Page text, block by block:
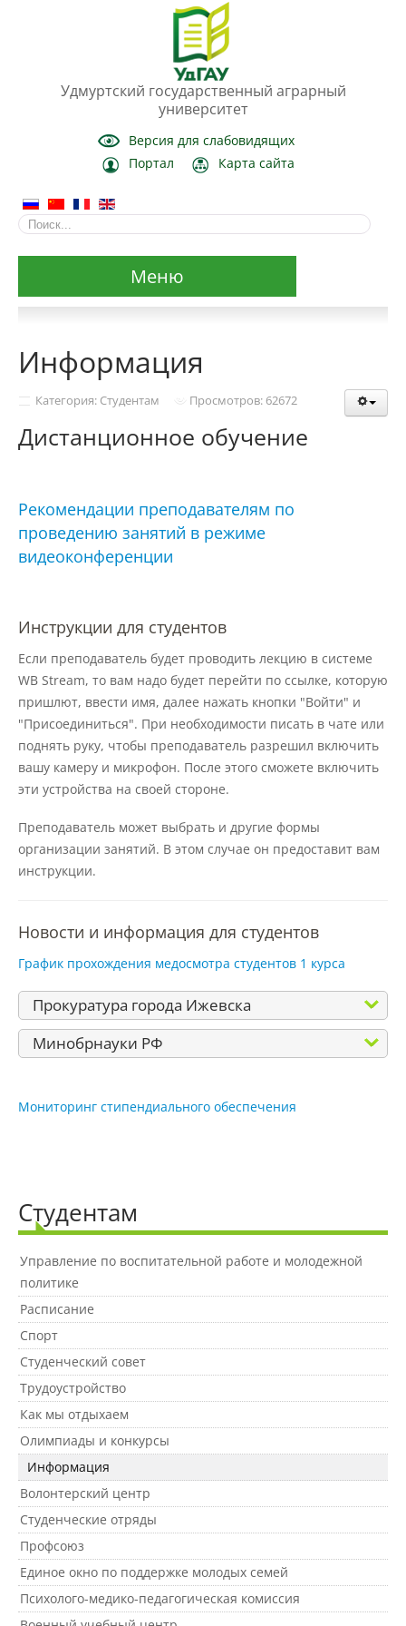
Удмуртский государственный аграрный
университет
Версия для слабовидящих
Портал
Карта сайта
Меню
Основные сведения
образовательной организацией
Образовательные стандарты и
требования
Образование
Руководство
Педагогический состав
Материально-техническое
обеспечение и оснащенность
образовательного процесса
обучающихся
Платные образовательные услуги
Финансово-хозяйственная
Доступная среда
Международное сотрудничество
Организация питания в
образовательной организации
Абитуриенту
Университет
Об университете
Миссия, цель и ценности УдГАУ
Ректорат
Информация
Категория: Студентам Просмотров: 62672
Дистанционное обучение
Рекомендации преподавателям по
проведению занятий в режиме
видеоконференции
Инструкции для студентов
Если преподаватель будет проводить лекцию в системе
WB Stream, то вам надо будет перейти по ссылке, которую
пришлют, ввести имя, далее нажать кнопки "Войти" и
"Присоединиться". При необходимости писать в чате или
поднять руку, чтобы преподаватель разрешил включить
вашу камеру и микрофон. После этого сможете включить
эти устройства на своей стороне.
Преподаватель может выбрать и другие формы
организации занятий. В этом случае он предоставит вам
инструкции.
Новости и информация для студентов
График прохождения медосмотра студентов 1 курса
Прокуратура города Ижевска
Минобрнауки РФ
Мониторинг стипендиального обеспечения
Студентам
Управление по воспитательной работе и молодежной
политике
Расписание
Спорт
Студенческий совет
Трудоустройство
Как мы отдыхаем
Олимпиады и конкурсы
Информация
Волонтерский центр
Студенческие отряды
Профсоюз
Единое окно по поддержке молодых семей
Психолого-медико-педагогическая комиссия